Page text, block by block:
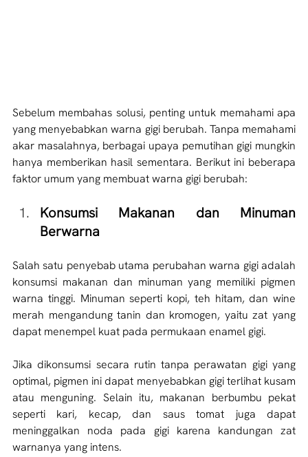
Sebelum membahas solusi, penting untuk memahami apa
yang menyebabkan warna gigi berubah. Tanpa memahami
akar masalahnya, berbagai upaya pemutihan gigi mungkin
hanya memberikan hasil sementara. Berikut ini beberapa
faktor umum yang membuat warna gigi berubah:
Konsumsi Makanan dan Minuman
Berwarna
Salah satu penyebab utama perubahan warna gigi adalah
konsumsi makanan dan minuman yang memiliki pigmen
warna tinggi. Minuman seperti kopi, teh hitam, dan wine
merah mengandung tanin dan kromogen, yaitu zat yang
dapat menempel kuat pada permukaan enamel gigi.
Jika dikonsumsi secara rutin tanpa perawatan gigi yang
optimal, pigmen ini dapat menyebabkan gigi terlihat kusam
atau menguning. Selain itu, makanan berbumbu pekat
seperti kari, kecap, dan saus tomat juga dapat
meninggalkan noda pada gigi karena kandungan zat
warnanya yang intens.